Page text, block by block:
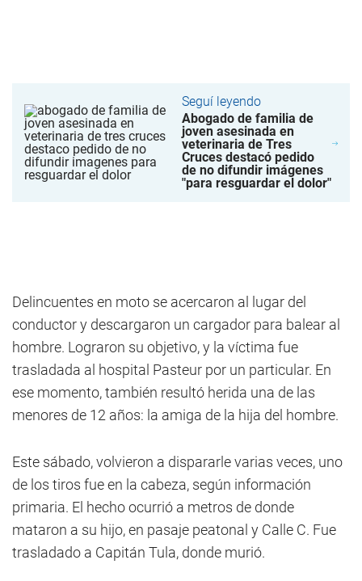
Seguí leyendo
Abogado de familia de
joven asesinada en
veterinaria de Tres
Cruces destacó pedido
de no difundir imágenes
"para resguardar el dolor"
Delincuentes en moto se acercaron al lugar del
conductor y descargaron un cargador para balear al
hombre. Lograron su objetivo, y la víctima fue
trasladada al hospital Pasteur por un particular. En
ese momento, también resultó herida una de las
menores de 12 años: la amiga de la hija del hombre.
Este sábado, volvieron a dispararle varias veces, uno
de los tiros fue en la cabeza, según información
primaria. El hecho ocurrió a metros de donde
mataron a su hijo, en pasaje peatonal y Calle C. Fue
trasladado a Capitán Tula, donde murió.